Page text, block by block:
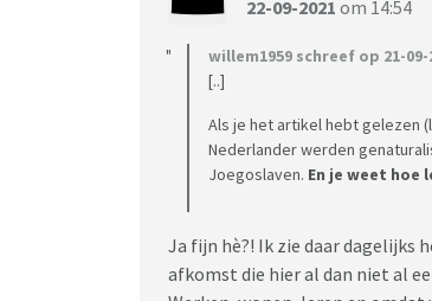
22-09-2021 om 14:54
willem1959 schreef op 21-09-
[..]
Als je het artikel hebt gelezen
Nederlander werden
Joegoslaven. En je weet hoe
Ja fijn hè?! Ik zie daar dagelijks
afkomst die hier al dan niet al